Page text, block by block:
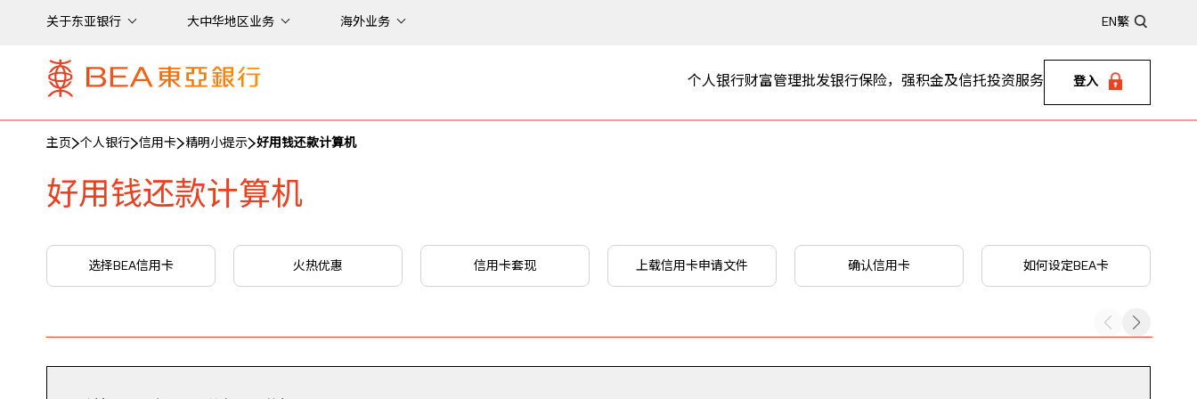
关于东亚银行 大中华地区业务 海外业务 EN 繁
个人银行财富管理批发银行保险，强积金及信托投资服务 登入
主页 个人银行 信用卡 精明小提示 好用钱还款计算机
好用钱还款计算机
选择BEA信用卡 火热优惠 信用卡套现 上载信用卡申请文件 确认信用卡 如何设定BEA卡